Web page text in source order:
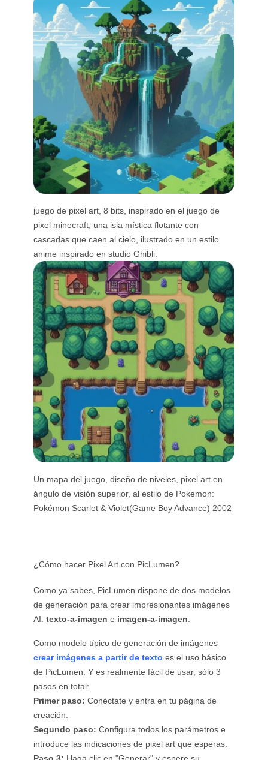
juego de pixel art, 8 bits, inspirado en el juego de
pixel minecraft, una isla mística flotante con
cascadas que caen al cielo, ilustrado en un estilo
anime inspirado en studio Ghibli.
Un mapa del juego, diseño de niveles, pixel art en
ángulo de visión superior, al estilo de Pokemon:
Pokémon Scarlet & Violet(Game Boy Advance) 2002
¿Cómo hacer Pixel Art con PicLumen?
Como ya sabes, PicLumen dispone de dos modelos
de generación para crear impresionantes imágenes
AI: texto-a-imagen e imagen-a-imagen
Como modelo típico de generación de imágenes
crear imágenes a partir de texto es el uso básico
de PicLumen. Y es realmente fácil de usar, sólo 3
pasos en total:
Primer paso: Conéctate y entra en tu página de
creación.
Segundo paso: Configura todos los parámetros e
introduce las indicaciones de pixel art que esperas.